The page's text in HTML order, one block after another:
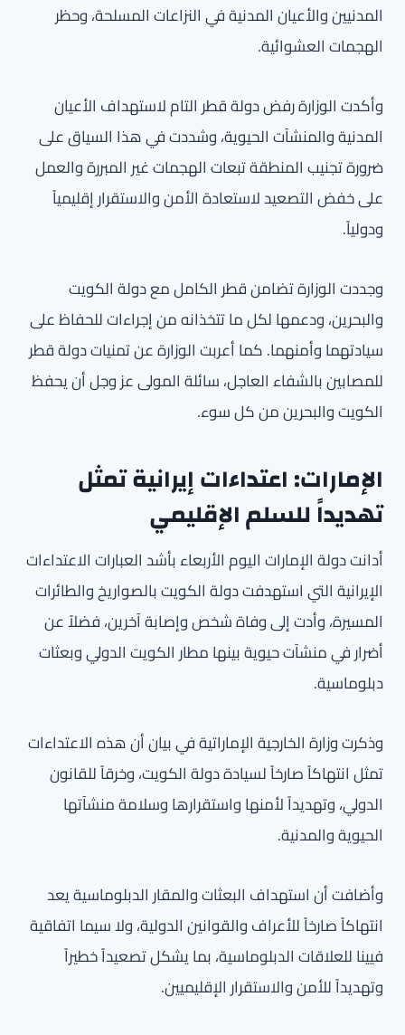
المدنيين والأعيان المدنية في النزاعات المسلحة، وحظر
الهجمات العشوائية.
وأكدت الوزارة رفض دولة قطر التام لاستهداف الأعيان
المدنية والمنشآت الحيوية، وشددت في هذا السياق على
ضرورة تجنيب المنطقة تبعات الهجمات غير المبررة والعمل
على خفض التصعيد لاستعادة الأمن والاستقرار إقليمياً
ودولياً.
وجددت الوزارة تضامن قطر الكامل مع دولة الكويت
والبحرين، ودعمها لكل ما تتخذانه من إجراءات للحفاظ على
سيادتهما وأمنهما. كما أعربت الوزارة عن تمنيات دولة قطر
للمصابين بالشفاء العاجل، سائلة المولى عز وجل أن يحفظ
الكويت والبحرين من كل سوء.
الإمارات: اعتداءات إيرانية تمثل
تهديداً للسلم الإقليمي
أدانت دولة الإمارات اليوم الأربعاء بأشد العبارات الاعتداءات
الإيرانية التي استهدفت دولة الكويت بالصواريخ والطائرات
المسيرة، وأدت إلى وفاة شخص وإصابة آخرين، فضلاً عن
أضرار في منشآت حيوية بينها مطار الكويت الدولي وبعثات
دبلوماسية.
وذكرت وزارة الخارجية الإماراتية في بيان أن هذه الاعتداءات
تمثل انتهاكاً صارخاً لسيادة دولة الكويت، وخرقاً للقانون
الدولي، وتهديداً لأمنها واستقرارها وسلامة منشآتها
الحيوية والمدنية.
وأضافت أن استهداف البعثات والمقار الدبلوماسية يعد
انتهاكاً صارخاً للأعراف والقوانين الدولية، ولا سيما اتفاقية
فيينا للعلاقات الدبلوماسية، بما يشكل تصعيداً خطيراً
وتهديداً للأمن والاستقرار الإقليميين.